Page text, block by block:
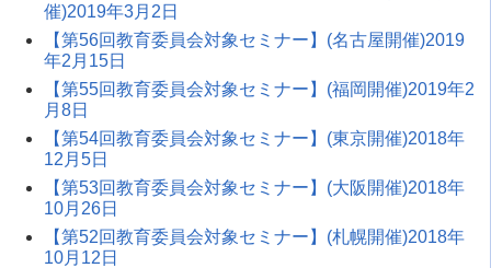
催)2019年3月2日
【第56回教育委員会対象セミナー】(名古屋開催)2019
年2月15日
【第55回教育委員会対象セミナー】(福岡開催)2019年2
月8日
【第54回教育委員会対象セミナー】(東京開催)2018年
12月5日
【第53回教育委員会対象セミナー】(大阪開催)2018年
10月26日
【第52回教育委員会対象セミナー】(札幌開催)2018年
10月12日